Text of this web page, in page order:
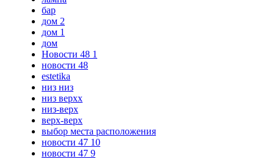
бар
дом 2
дом 1
дом
Новости 48 1
новости 48
estetika
низ низ
низ верхх
низ-верх
верх-верх
выбор места расположения
новости 47 10
новости 47 9